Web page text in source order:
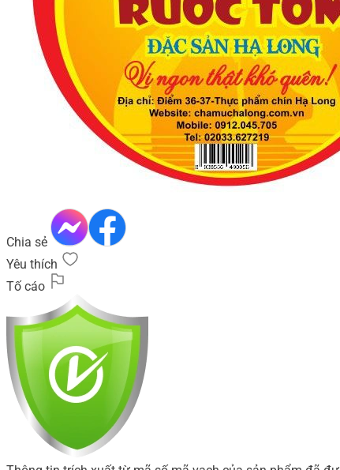
Chia sẻ
Yêu thích
Tố cáo